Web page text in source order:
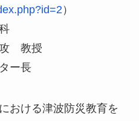
）
攻 教授
ー長
おける津波防災教育を